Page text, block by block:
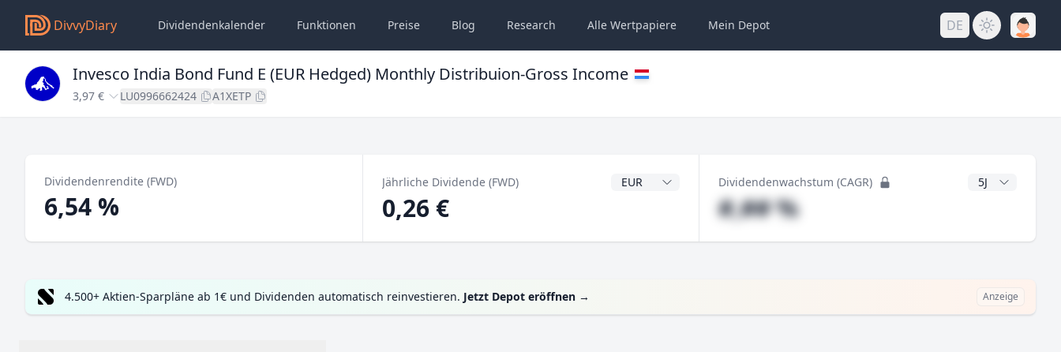
DivvyDiary Dividendenkalender Funktionen Preise Blog Research Alle Wertpapiere Mein Depot DE
Invesco India Bond Fund E (EUR Hedged) Monthly Distribuion-Gross Income
3,97 € LU0996662424 A1XETP
Dividendenrendite (FWD)
6,54 %
Jährliche Dividende (FWD) Dividendenwährung
0,26 €
Dividendenwachstum (CAGR) CAGR Jahre
#,## %
4.500+ Aktien-Sparpläne ab 1€ und Dividenden automatisch reinvestieren. Jetzt Depot eröffnen → Anzeige